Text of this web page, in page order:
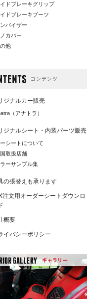
ドブレーキグリップ
ドブレーキブーツ
バイザー
ノカバー
他
ジナルカー販売
（アナトラ）
ジナルシート・内装パーツ販売
シートについて
取扱店舗
ーサンプル集
の張替えも承ります
注文用オーダーシートダウンロ
概要
イバシーポリシー